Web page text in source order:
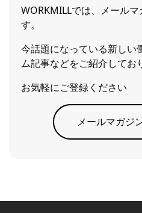
WORKMILLでは、メール
す。
今話題になっている新しい
ム記事などをご紹介してお
お気軽にご登録ください
メールマガジ